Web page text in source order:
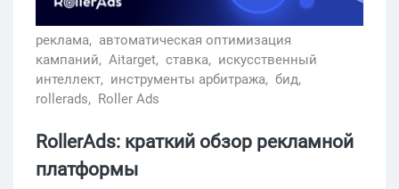
реклама, автоматическая оптимизация
кампаний, Aitarget, ставка, искусственный
интеллект, инструменты арбитража, бид,
rollerads, Roller Ads
RollerAds: краткий обзор рекламной
платформы